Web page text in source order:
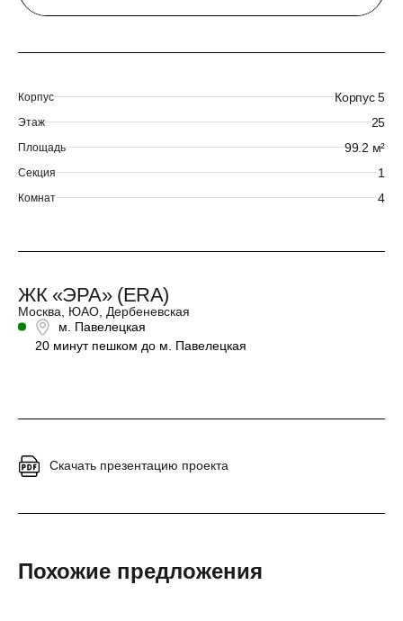
Корпус Корпус 5
Этаж 25
Площадь 99.2 м²
Секция 1
Комнат 4
ЖК «ЭРА» (ERA)
Москва, ЮАО, Дербеневская
м. Павелецкая
20 минут пешком до м. Павелецкая
Скачать презентацию проекта
Похожие предложения